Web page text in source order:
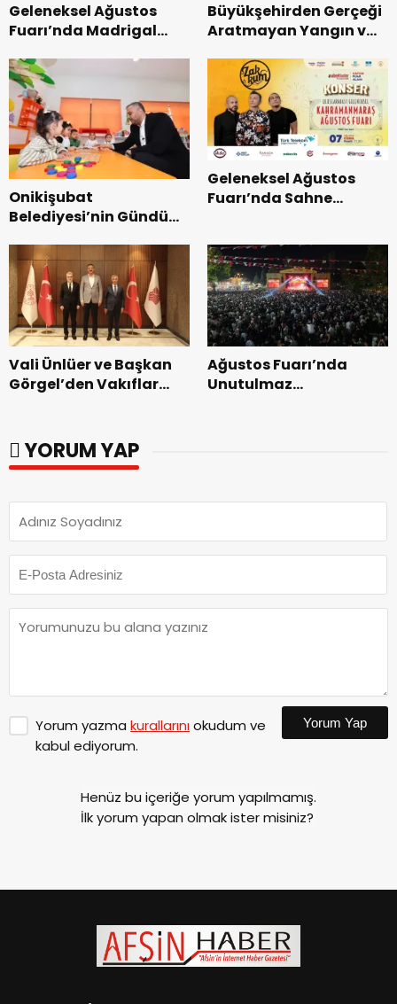
Geleneksel Ağustos
Fuarı’nda Madrigal
Büyükşehirden Gerçeği
Aratmayan Yangın ve
Onikişubat
Belediyesi’nin Gündüz
dönemin ön kayıtları
başladı.
Geleneksel Ağustos
Fuarı’nda Sahne
Vali Ünlüer ve Başkan
Görgel’den Vakıflar
Ağustos Fuarı’nda
Unutulmaz
YORUM YAP
Yorum yazma kurallarınıokudum ve
kabul ediyorum.
Yorum Yap
Henüz bu içeriğe yorum yapılmamış.
İlk yorum yapan olmak ister misiniz?